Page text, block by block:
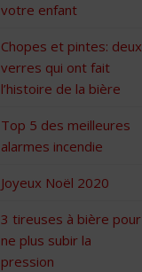
votre enfant
Chopes et pintes: deux
verres qui ont fait
l’histoire de la bière
Top 5 des meilleures
alarmes incendie
Joyeux Noël 2020
3 tireuses à bière pour
ne plus subir la
pression